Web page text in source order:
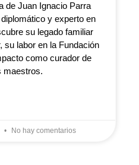
de Juan Ignacio Parra
y experto en
su legado familiar
su labor en la Fundación
como curador de
maestros.
No hay comentarios